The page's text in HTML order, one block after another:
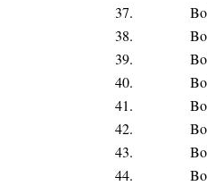
37.
38.
39.
40.
41.
42.
43.
44.